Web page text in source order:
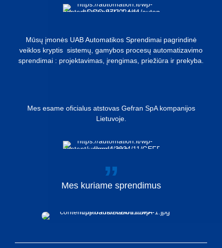
Mūsų įmonės UAB Automatikos Sprendimai pagrindinė
veiklos kryptis sistemų, gamybos procesų automatizavimo
sprendimai : projektavimas, įrengimas, priežiūra ir prekyba.
Mes esame oficialus atstovas Gefran SpA kompanijos
Lietuvoje.
Mes kuriame sprendimus